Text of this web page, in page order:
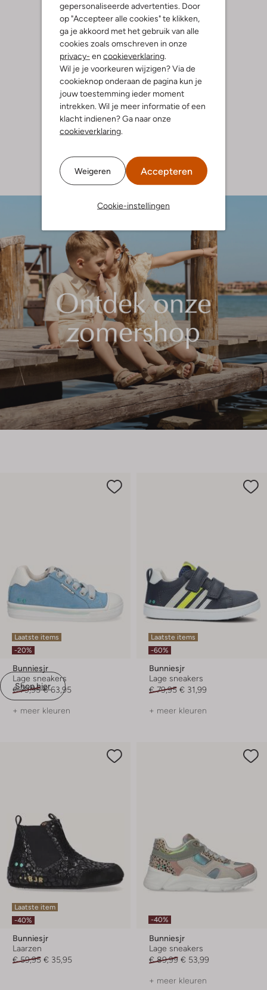
gepersonaliseerde advertenties. Door
op "Accepteer alle cookies" te klikken,
ga je akkoord met het gebruik van alle
cookies zoals omschreven in onze
privacy- en cookieverklaring.
Wil je je voorkeuren wijzigen? Via de
cookieknop onderaan de pagina kun je
jouw toestemming ieder moment
intrekken. Wil je meer informatie of een
klacht indienen? Ga naar onze
cookieverklaring.
Weigeren Accepteren
Cookie-instellingen
Shop hier
Laatste items
-20%
Bunniesjr
Lage sneakers
€ 79,95 € 63,95
+ meer kleuren
Laatste items
-60%
Bunniesjr
Lage sneakers
€ 79,95 € 31,99
+ meer kleuren
Laatste item
-40%
Bunniesjr
Laarzen
€ 59,95 € 35,95
-40%
Bunniesjr
Lage sneakers
€ 89,99 € 53,99
+ meer kleuren